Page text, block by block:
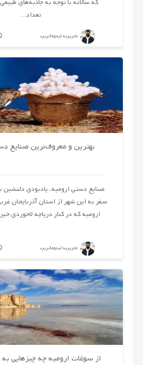
که سالانه با توجه به جاذبه‌های
تعداد…
تحریریه لیدوماتریپ
بهترین و معروف‌ترین صنایع
صنایع دستی ارومیه، یادبودی دلنشین
سفر به این شهر از استان آذربایجان
ارومیه که در کنار دریاچه لاجوردی
تحریریه لیدوماتریپ
از سوغات ارومیه چه چیزهایی به